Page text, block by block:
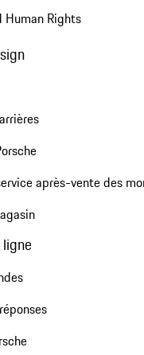
Human Rights
après-vente des